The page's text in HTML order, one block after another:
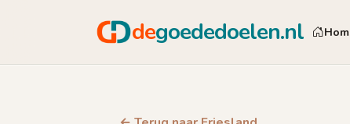
degoededoelen.nl